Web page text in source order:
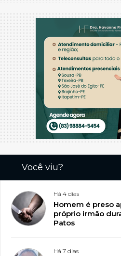
Você viu?
Há 4 dias
Homem é preso
próprio irmão
Patos
Há 7 dias